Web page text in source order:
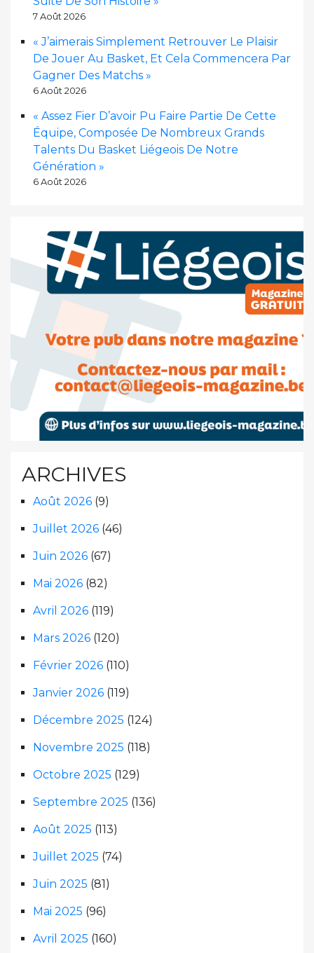
7 Août 2026
« J’aimerais Simplement Retrouver Le Plaisir
De Jouer Au Basket, Et Cela Commencera Par
Gagner Des Matchs »
6 Août 2026
« Assez Fier D’avoir Pu Faire Partie De Cette
Équipe, Composée De Nombreux Grands
Talents Du Basket Liégeois De Notre
Génération »
6 Août 2026
ARCHIVES
Août 2026 (9)
Juillet 2026 (46)
Juin 2026 (67)
Mai 2026 (82)
Avril 2026 (119)
Mars 2026 (120)
Février 2026 (110)
Janvier 2026 (119)
Décembre 2025 (124)
Novembre 2025 (118)
Octobre 2025 (129)
Septembre 2025 (136)
Août 2025 (113)
Juillet 2025 (74)
Juin 2025 (81)
Mai 2025 (96)
Avril 2025 (160)